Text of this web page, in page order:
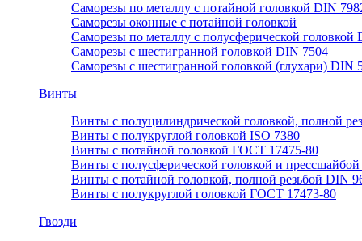
Саморезы по металлу с потайной головкой DIN
Саморезы оконные с потайной головкой
Саморезы по металлу с полусферической головкой
Саморезы с шестигранной головкой DIN 7504
Саморезы с шестигранной головкой (глухари) DIN
Винты
Винты с полуцилиндрической головкой, полной
Винты с полукруглой головкой ISO 7380
Винты с потайной головкой ГОСТ 17475-80
Винты с полусферической головкой и
Винты с потайной головкой, полной резьбой DIN
Винты с полукруглой головкой ГОСТ 17473-80
Гвозди